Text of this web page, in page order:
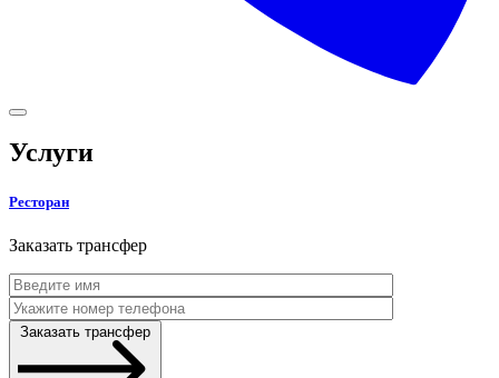
Услуги
Ресторан
Заказать трансфер
Заказать трансфер